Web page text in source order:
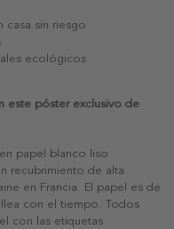
casa sin riesgo
ecológicos
este póster exclusivo de
papel blanco liso
recubrimiento de alta
en Francia. El papel es de
con el tiempo. Todos
con las etiquetas